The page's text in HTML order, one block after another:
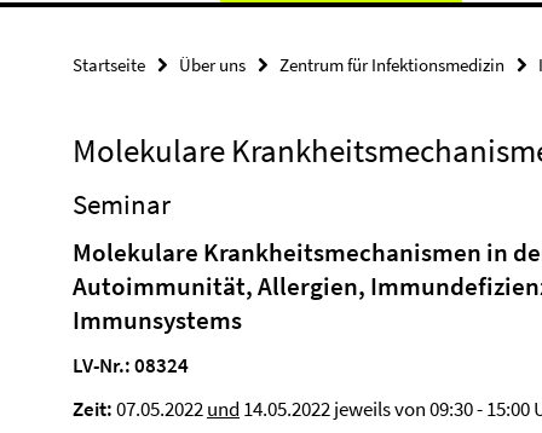
Startseite Über uns Zentrum für Infektionsmedizin
Molekulare
Seminar
Molekulare Krankheitsmechanismen in
Autoimmunität, Allergien,
Immunsystems
LV-Nr.: 08324
Zeit:07.05.2022und 14.05.2022 jeweils von 09:30 - 15:00